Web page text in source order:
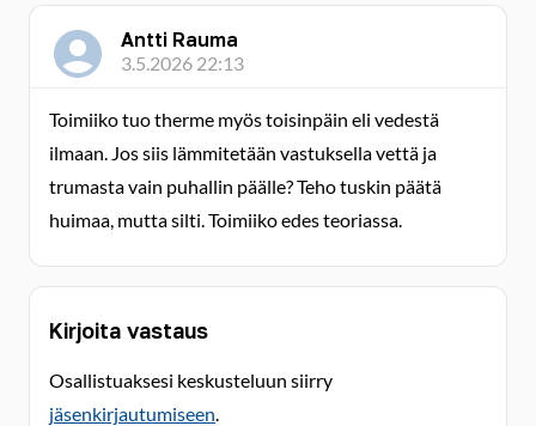
Antti Rauma
3.5.2026 22:13
Toimiiko tuo therme myös toisinpäin eli vedestä
ilmaan. Jos siis lämmitetään vastuksella vettä ja
trumasta vain puhallin päälle? Teho tuskin päätä
huimaa, mutta silti. Toimiiko edes teoriassa.
Kirjoita vastaus
Osallistuaksesi keskusteluun siirry
jäsenkirjautumiseen.